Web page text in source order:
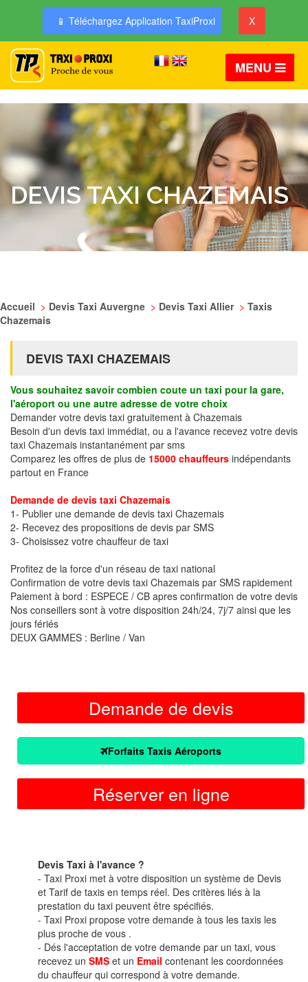
📱 Téléchargez Application TaxiProxi X
MENU
DEVIS TAXI CHAZEMAIS
Accueil > Devis Taxi Auvergne > Devis Taxi Allier > Taxis
Chazemais
DEVIS TAXI CHAZEMAIS
Vous souhaitez savoir combien coute un taxi pour la gare,
l'aéroport ou une autre adresse de votre choix
Demander votre devis taxi gratuitement à Chazemais
Besoin d'un devis taxi immédiat, ou a l'avance recevez votre devis
taxi Chazemais instantanément par sms
Comparez les offres de plus de 15000 chauffeurs indépendants
partout en France
Demande de devis taxi Chazemais
1- Publier une demande de devis taxi Chazemais
2- Recevez des propositions de devis par SMS
3- Choisissez votre chauffeur de taxi
Profitez de la force d'un réseau de taxi national
Confirmation de votre devis taxi Chazemais par SMS rapidement
Paiement à bord : ESPECE / CB apres confirmation de votre devis
Nos conseillers sont à votre disposition 24h/24, 7j/7 ainsi que les
jours fériés
DEUX GAMMES : Berline / Van
Demande de devis
Forfaits Taxis Aéroports
Réserver en ligne
Devis Taxi à l'avance ?
- Taxi Proxi met à votre disposition un système de Devis
et Tarif de taxis en temps réel. Des critères liés à la
prestation du taxi peuvent être spécifiés.
- Taxi Proxi propose votre demande à tous les taxis les
plus proche de vous .
- Dés l'acceptation de votre demande par un taxi, vous
recevez un SMS et un Email contenant les coordonnées
du chauffeur qui correspond à votre demande.